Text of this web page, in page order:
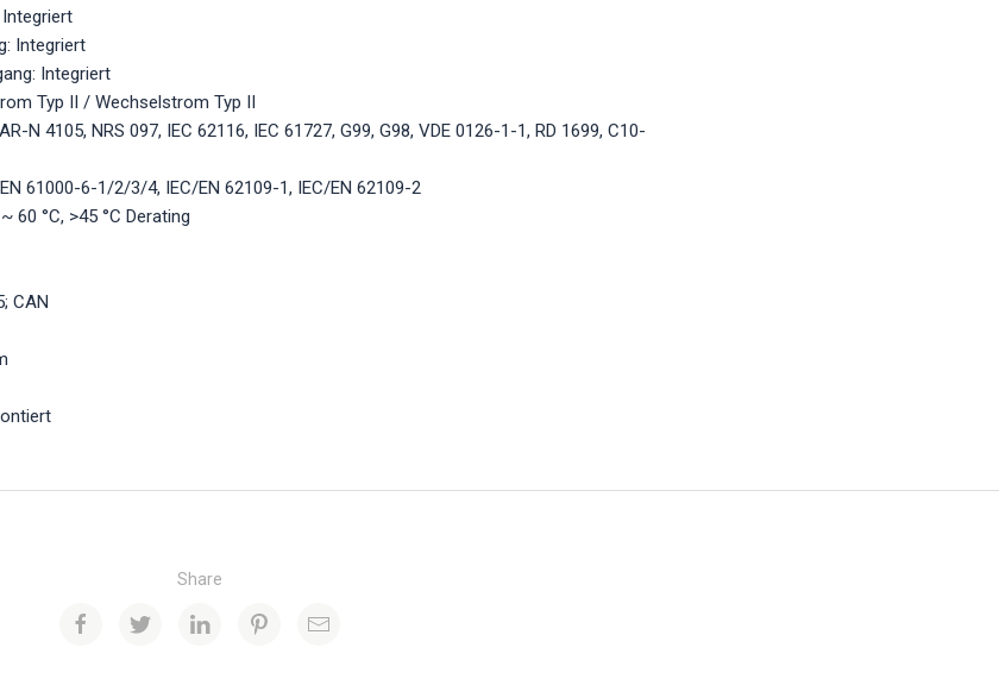
Integriert
Integriert
Typ II / Wechselstrom Typ II
N 4105, NRS 097, IEC 62116, IEC 61727, G99, G98, VDE 0126-1-1, RD 1699, C10-
61000-6-1/2/3/4, IEC/EN 62109-1, IEC/EN 62109-2
60 °C, >45 °C Derating
CAN
Share